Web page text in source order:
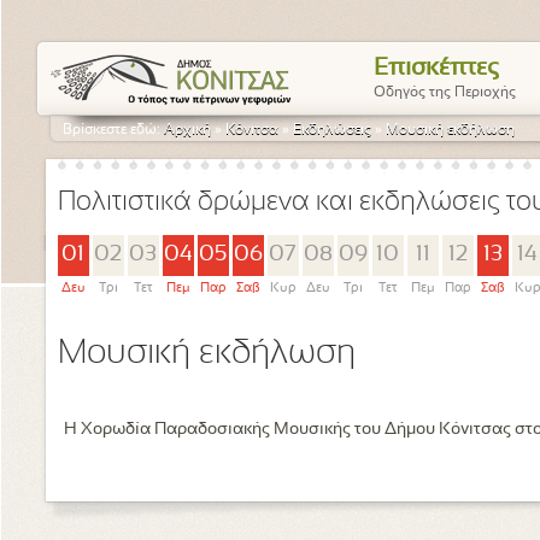
Επισκέπτες
Οδηγός της Περιοχής
Βρίσκεστε εδώ:Αρχική » Κόνιτσα » Εκδηλώσεις » Μουσική εκδήλωση
Πολιτιστικά δρώμενα και εκδηλώσεις
01
Δευ
02
Τρι
03
Τετ
04
Πεμ
05
Παρ
06
Σαβ
07
Κυρ
08
Δευ
09
Τρι
10
Τετ Πεμ
12
Παρ
13
Σαβ
14
Κυρ
Μουσική εκδήλωση
Η Χορωδία Παραδοσιακής Μουσικής του Δήμου Κόνιτσας